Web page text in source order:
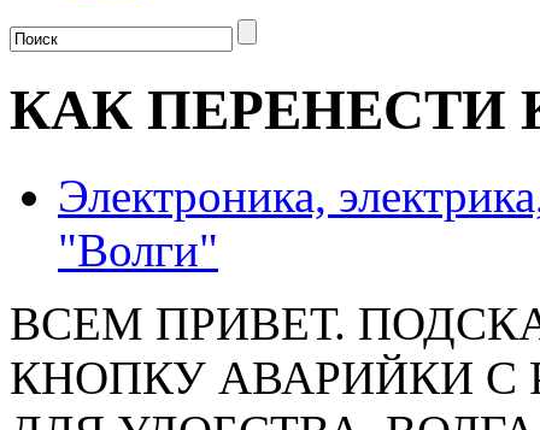
КАК ПЕРЕНЕСТИ
Электроника,
"Волги"
ВСЕМ ПРИВЕТ.
КНОПКУ АВАРИЙКИ С